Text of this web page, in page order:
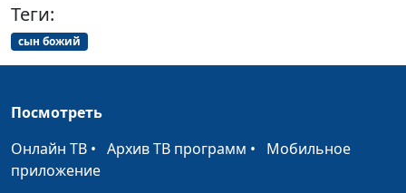
«Царство Небесное
силой берётся» — как
Пророчества Библии
о приходе Мессии
Валерий Малышев,
Теги:
сын божий
Посмотреть
Онлайн ТВ • Архив ТВ программ • Мобильное
приложение